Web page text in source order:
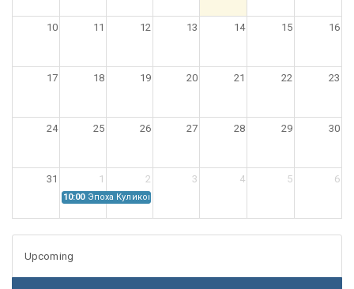
10 11 12 13 14 15 16
17 18 19 20 21 22 23
24 25 26 27 28 29 30
31 1 2 3 4 5 6
10:00 Эпоха Куликовской битвы: Проблемы источниковедения
Upcoming